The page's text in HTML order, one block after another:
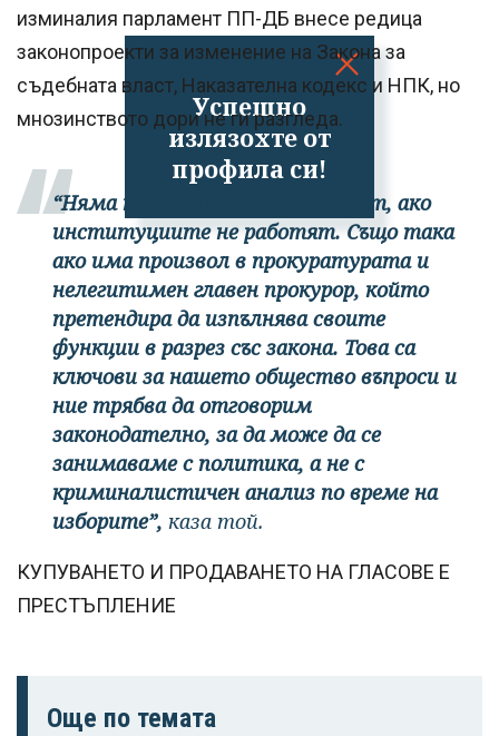
Успешно
излязохте от
профила си!
изминалия парламент ПП-ДБ внесе редица
законопроекти за изменение на Закона за
съдебната власт, Наказателна кодекс и НПК, но
мнозинството дори не ги разгледа.
“Няма как да има справедливост, ако
институциите не работят. Също така
ако има произвол в прокуратурата и
нелегитимен главен прокурор, който
претендира да изпълнява своите
функции в разрез със закона. Това са
ключови за нашето общество въпроси и
ние трябва да отговорим
законодателно, за да може да се
занимаваме с политика, а не с
криминалистичен анализ по време на
изборите”, каза той.
КУПУВАНЕТО И ПРОДАВАНЕТО НА ГЛАСОВЕ Е
ПРЕСТЪПЛЕНИЕ
Още по темата